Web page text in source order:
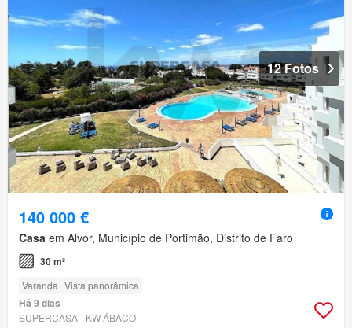
12 Fotos
140 000 €
Casa em Alvor, Município de Portimão, Distrito de Faro
30 m²
Varanda Vista panorâmica
Há 9 dias
SUPERCASA - KW ÁBACO